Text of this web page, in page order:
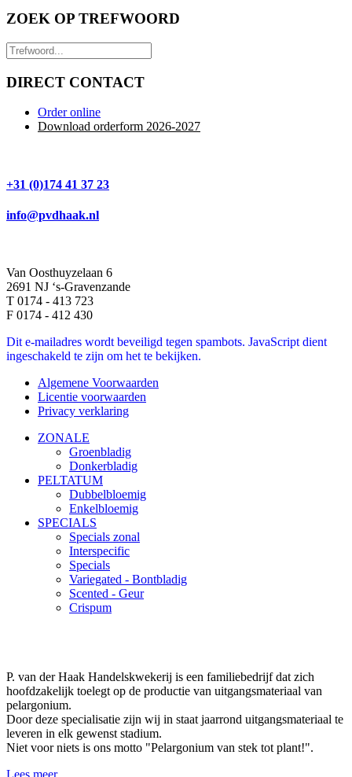
ZOEK OP TREFWOORD
DIRECT CONTACT
Order online
Download orderform 2026-2027
+31 (0)174 41 37 23
info@pvdhaak.nl
Van Oosthuyzelaan 6
2691 NJ ‘s-Gravenzande
T 0174 - 413 723
F 0174 - 412 430
Dit e-mailadres wordt beveiligd tegen spambots. JavaScript dient
ingeschakeld te zijn om het te bekijken.
Algemene Voorwaarden
Licentie voorwaarden
Privacy verklaring
ZONALE
Groenbladig
Donkerbladig
PELTATUM
Dubbelbloemig
Enkelbloemig
SPECIALS
Specials zonal
Interspecific
Specials
Variegated - Bontbladig
Scented - Geur
Crispum
P. van der Haak Handelskwekerij is een familiebedrijf dat zich
hoofdzakelijk toelegt op de productie van uitgangsmateriaal van
pelargonium.
Door deze specialisatie zijn wij in staat jaarrond uitgangsmateriaal te
leveren in elk gewenst stadium.
Niet voor niets is ons motto "Pelargonium van stek tot plant!".